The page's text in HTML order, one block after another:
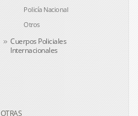
Policía Nacional
Otros
Cuerpos Policiales
Internacionales
OTRAS